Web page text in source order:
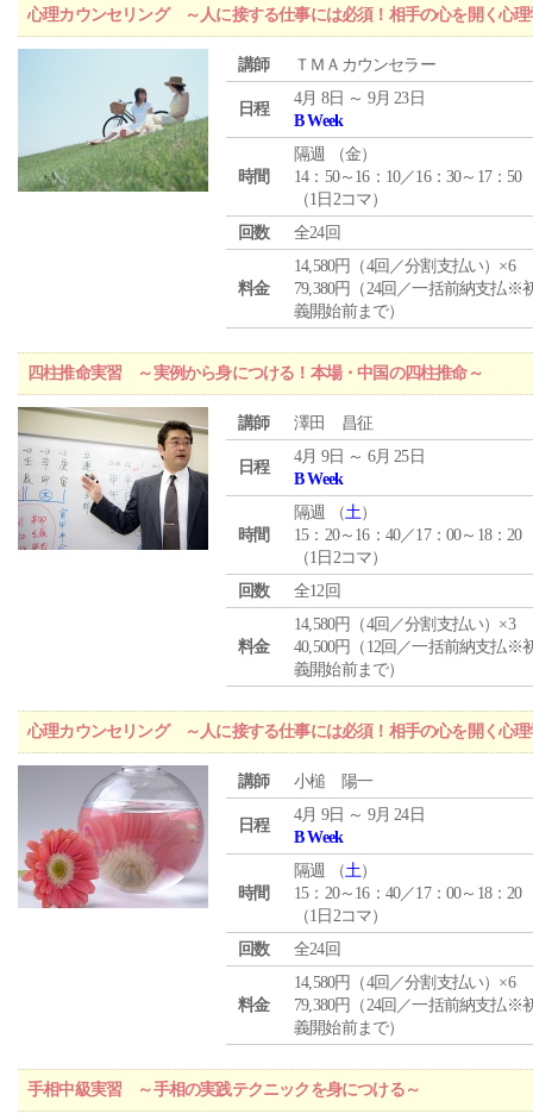
心理カウンセリング ～人に接する仕事には必須！相手の心を開く心理
講師 ＴＭＡカウンセラー
日程
4月 8日 ～ 9月 23日
B Week
時間
隔週 （金）
14：50～16：10／16：30～17：50
（1日2コマ）
回数
全24回
料金
14,580円（4回／分割支払い）×6
79,380円（24回／一括前納支払※
義開始前まで）
四柱推命実習 ～実例から身につける！本場・中国の四柱推命～
講師 澤田 昌征
日程
4月 9日 ～ 6月 25日
B Week
時間
隔週 （土）
15：20～16：40／17：00～18：20
（1日2コマ）
回数
全12回
料金
14,580円（4回／分割支払い）×3
40,500円（12回／一括前納支払※
義開始前まで）
心理カウンセリング ～人に接する仕事には必須！相手の心を開く心理
講師 小槌 陽一
日程
4月 9日 ～ 9月 24日
B Week
時間
隔週 （土）
15：20～16：40／17：00～18：20
（1日2コマ）
回数
全24回
料金
14,580円（4回／分割支払い）×6
79,380円（24回／一括前納支払※
義開始前まで）
手相中級実習 ～手相の実践テクニックを身につける～